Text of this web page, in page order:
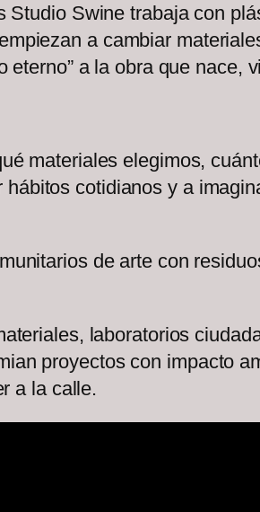
Swine trabaja con
a cambiar
a la obra que nace,
materiales elegimos,
cotidianos y a
de arte con
laboratorios
proyectos con impacto
a la calle.